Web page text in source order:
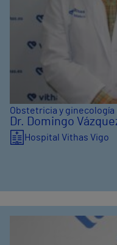
Obstetricia y ginecología
Dr. Domingo
Hospital Vithas Vigo